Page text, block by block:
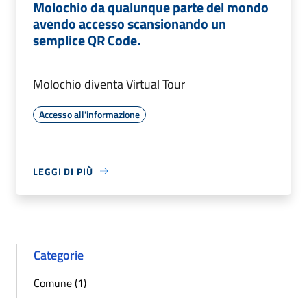
Molochio da qualunque parte del mondo
avendo accesso scansionando un
semplice QR Code.
Molochio diventa Virtual Tour
Accesso all'informazione
LEGGI DI PIÙ
Categorie
Comune (1)